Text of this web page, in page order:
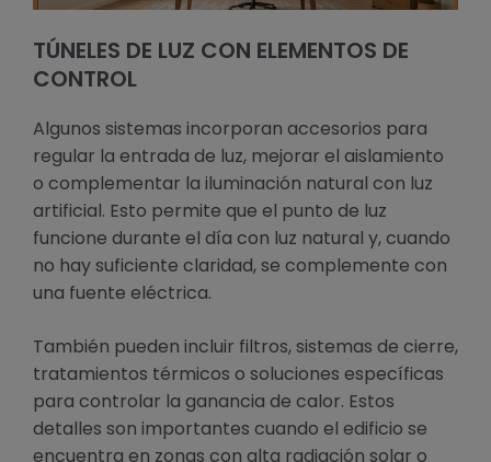
TÚNELES DE LUZ CON ELEMENTOS DE
CONTROL
Algunos sistemas incorporan accesorios para
regular la entrada de luz, mejorar el aislamiento
o complementar la iluminación natural con luz
artificial. Esto permite que el punto de luz
funcione durante el día con luz natural y, cuando
no hay suficiente claridad, se complemente con
una fuente eléctrica.
También pueden incluir filtros, sistemas de cierre,
tratamientos térmicos o soluciones específicas
para controlar la ganancia de calor. Estos
detalles son importantes cuando el edificio se
encuentra en zonas con alta radiación solar o